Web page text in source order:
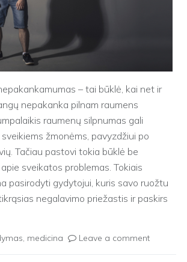
– tai būklė, kai net ir
nepakanka pilnam raumens
raumenų silpnumas gali
žmonėms, pavyzdžiui po
Tačiau pastovi tokia būklė be
sveikatos problemas. Tokiais
pasirodyti gydytojui, kuris savo ruožtu
negalavimo priežastis ir paskirs
, medicina Leave a comment